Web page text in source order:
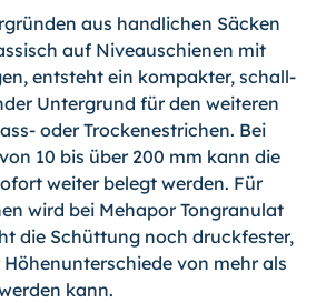
aus handlichen Säcken
auf Niveauschienen mit
entsteht ein kompakter, schall-
Untergrund für den weiteren
oder Trockenestrichen. Bei
10 bis über 200 mm kann die
weiter belegt werden. Für
wird bei Mehapor Tongranulat
die Schüttung noch druckfester,
von mehr als
kann.